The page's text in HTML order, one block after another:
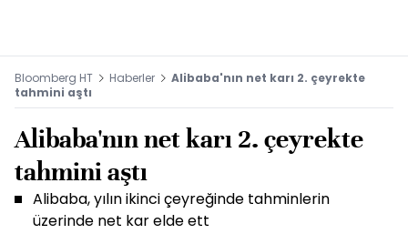
Bloomberg HT Haberler
Alibaba'nın net karı 2. çeyrekte
tahmini aştı
Alibaba'nın net karı 2. çeyrekte
tahmini aştı
Alibaba, yılın ikinci çeyreğinde tahminlerin
üzerinde net kar elde ett